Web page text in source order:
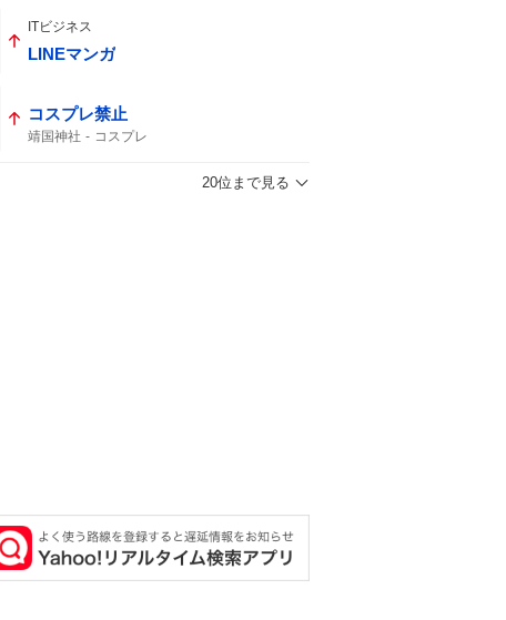
ITビジネス
LINEマンガ
コスプレ禁止
靖国神社 コスプレ
20位まで見る